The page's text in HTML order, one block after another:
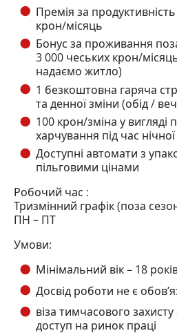
Премія за
крон/місяць
Бонус за проживання
3 000 чеських крон/
надаємо житло)
1 безкоштовна гаряча
та денної зміни (обід /
100 крон/зміна у вигляді
харчування під час
Доступні автомати з
пільговими цінами
Робочий час :
Тризмінний графік (поза
ПН – ПТ
Умови:
Мінімальний вік – 18
Досвід роботи не є
віза тимчасового
доступ на ринок праці